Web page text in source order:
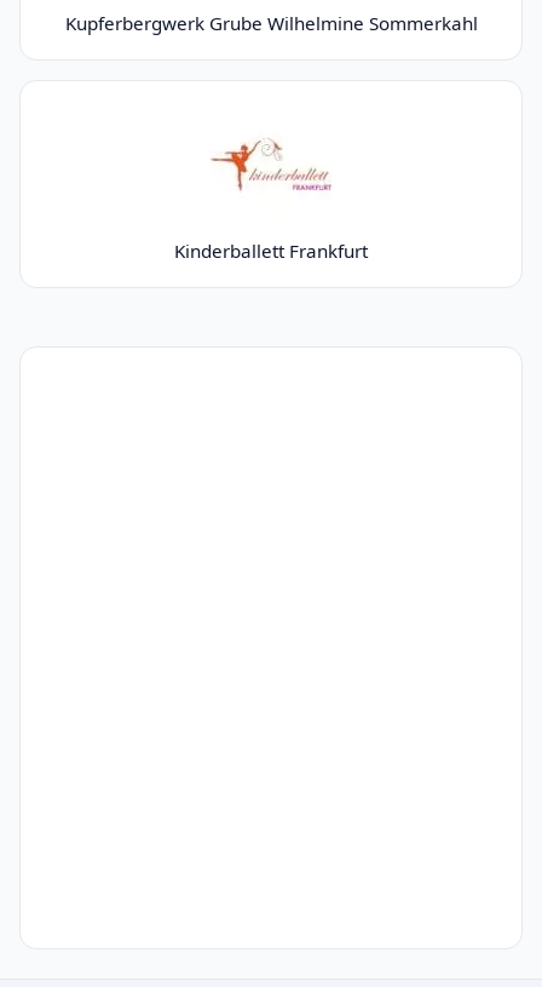
Kupferbergwerk Grube Wilhelmine Sommerkahl
Kinderballett Frankfurt